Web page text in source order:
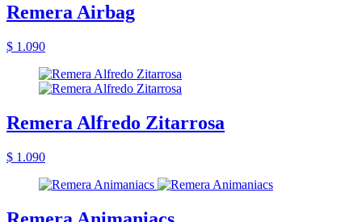
Remera Airbag
$ 1.090
Remera Alfredo Zitarrosa
$ 1.090